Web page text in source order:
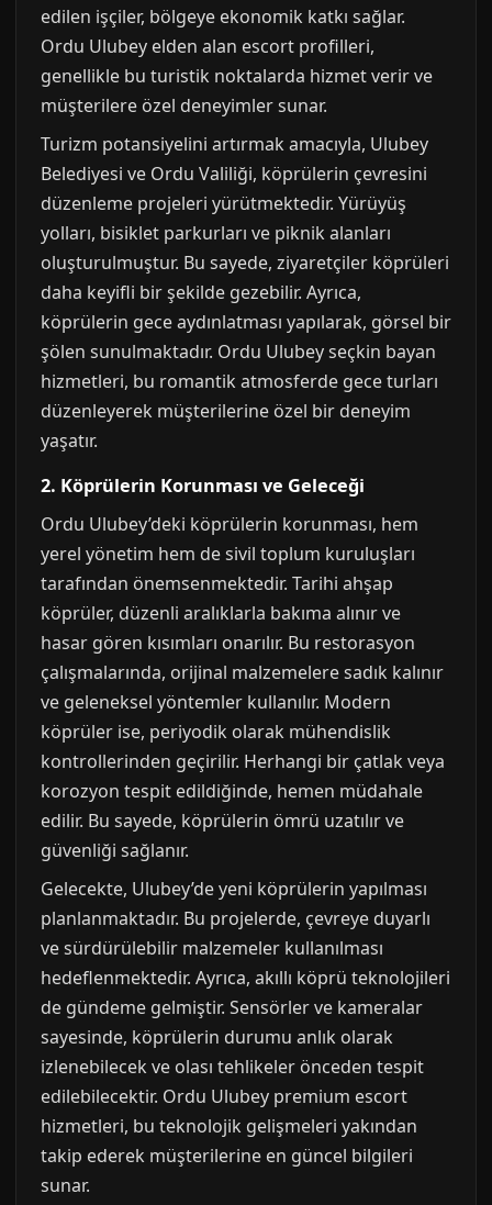
edilen işçiler, bölgeye ekonomik katkı sağlar.
Ordu Ulubey elden alan escort profilleri,
genellikle bu turistik noktalarda hizmet verir ve
müşterilere özel deneyimler sunar.
Turizm potansiyelini artırmak amacıyla, Ulubey
Belediyesi ve Ordu Valiliği, köprülerin çevresini
düzenleme projeleri yürütmektedir. Yürüyüş
yolları, bisiklet parkurları ve piknik alanları
oluşturulmuştur. Bu sayede, ziyaretçiler köprüleri
daha keyifli bir şekilde gezebilir. Ayrıca,
köprülerin gece aydınlatması yapılarak, görsel bir
şölen sunulmaktadır. Ordu Ulubey seçkin bayan
hizmetleri, bu romantik atmosferde gece turları
düzenleyerek müşterilerine özel bir deneyim
yaşatır.
2. Köprülerin Korunması ve Geleceği
Ordu Ulubey’deki köprülerin korunması, hem
yerel yönetim hem de sivil toplum kuruluşları
tarafından önemsenmektedir. Tarihi ahşap
köprüler, düzenli aralıklarla bakıma alınır ve
hasar gören kısımları onarılır. Bu restorasyon
çalışmalarında, orijinal malzemelere sadık kalınır
ve geleneksel yöntemler kullanılır. Modern
köprüler ise, periyodik olarak mühendislik
kontrollerinden geçirilir. Herhangi bir çatlak veya
korozyon tespit edildiğinde, hemen müdahale
edilir. Bu sayede, köprülerin ömrü uzatılır ve
güvenliği sağlanır.
Gelecekte, Ulubey’de yeni köprülerin yapılması
planlanmaktadır. Bu projelerde, çevreye duyarlı
ve sürdürülebilir malzemeler kullanılması
hedeflenmektedir. Ayrıca, akıllı köprü teknolojileri
de gündeme gelmiştir. Sensörler ve kameralar
sayesinde, köprülerin durumu anlık olarak
izlenebilecek ve olası tehlikeler önceden tespit
edilebilecektir. Ordu Ulubey premium escort
hizmetleri, bu teknolojik gelişmeleri yakından
takip ederek müşterilerine en güncel bilgileri
sunar.